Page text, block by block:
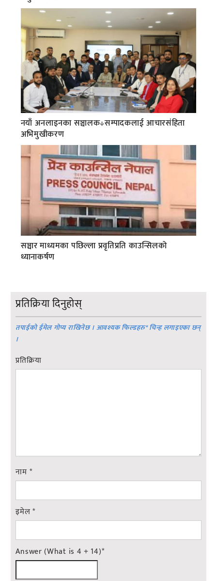
नयाँ अनलाइनका सञ्चालक÷सम्पादकलाई आचारसंहिता
अभिमुखीकरण
सञ्चार माध्यमका पछिल्ला प्रवृतिप्रति काउन्सिलको
ध्यानाकर्षण
प्रतिक्रिया दिनुहोस्
तपाईको ईमेल गोप्य राखिनेछ । आवश्यक फिल्डहरु*चिन्ह लगाइएका छन्
।
प्रतिक्रिया
नाम *
इमेल*
Answer (What is 4 + 14)*